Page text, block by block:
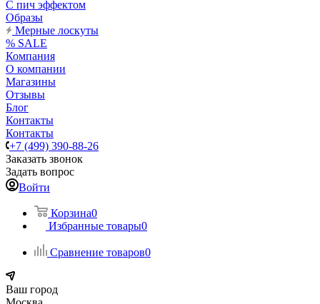
С пич эффектом
Образы
Мерные лоскуты
% SALE
Компания
О компании
Магазины
Отзывы
Блог
Контакты
Контакты
+7 (499) 390-88-26
Заказать звонок
Задать вопрос
Войти
Корзина0
Избранные товары0
Сравнение товаров0
Ваш город